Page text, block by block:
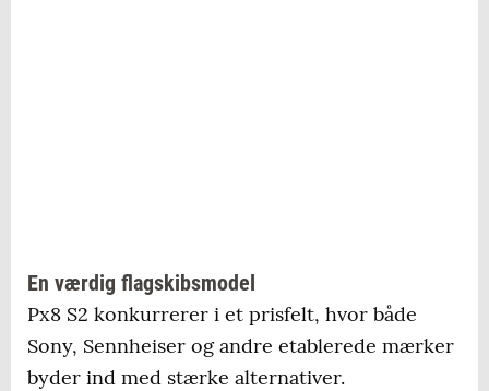
En værdig flagskibsmodel
Px8 S2 konkurrerer i et prisfelt, hvor både
Sony, Sennheiser og andre etablerede mærker
byder ind med stærke alternativer.